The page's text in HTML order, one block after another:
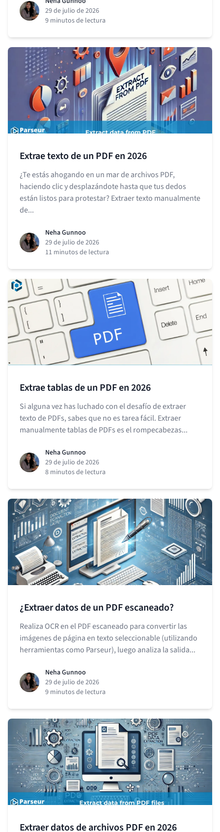
29 de julio de 2026
9 minutos de lectura
Extrae texto de un PDF en 2026
¿Te estás ahogando en un mar de archivos PDF,
haciendo clic y desplazándote hasta que tus dedos
están listos para protestar? Extraer texto manualmente
de...
Neha Gunnoo
29 de julio de 2026
11 minutos de lectura
Extrae tablas de un PDF en 2026
Si alguna vez has luchado con el desafío de extraer
texto de PDFs, sabes que no es tarea fácil. Extraer
manualmente tablas de PDFs es el rompecabezas...
Neha Gunnoo
29 de julio de 2026
8 minutos de lectura
¿Extraer datos de un PDF escaneado?
Realiza OCR en el PDF escaneado para convertir las
imágenes de página en texto seleccionable (utilizando
herramientas como Parseur), luego analiza la salida...
Neha Gunnoo
29 de julio de 2026
9 minutos de lectura
Extraer datos de archivos PDF en 2026